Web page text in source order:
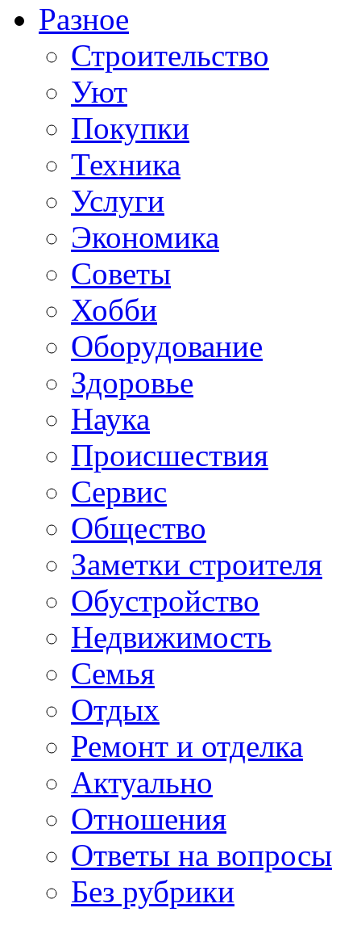
Разное
Строительство
Уют
Покупки
Техника
Услуги
Экономика
Советы
Хобби
Oборудование
Здоровье
Наука
Происшествия
Сервис
Общество
Заметки строителя
Обустройство
Недвижимость
Семья
Отдых
Ремонт и отделка
Актуально
Отношения
Ответы на вопросы
Без рубрики